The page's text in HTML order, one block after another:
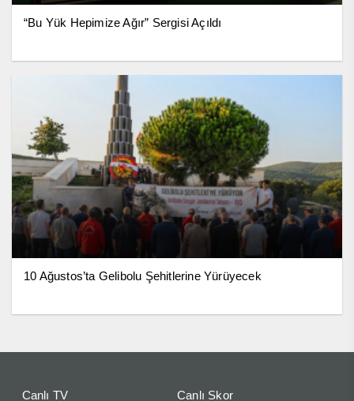
“Bu Yük Hepimize Ağır” Sergisi Açıldı
10 Ağustos’ta Gelibolu Şehitlerine Yürüyecek
Canlı TV Canlı Skor